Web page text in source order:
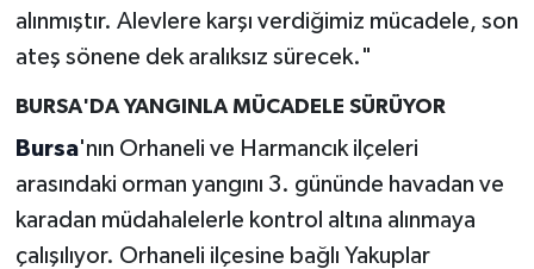
alınmıştır. Alevlere karşı verdiğimiz mücadele, son
ateş sönene dek aralıksız sürecek."
BURSA'DA YANGINLA MÜCADELE SÜRÜYOR
Bursa'nın Orhaneli ve Harmancık ilçeleri
arasındaki orman yangını 3. gününde havadan ve
karadan müdahalelerle kontrol altına alınmaya
çalışılıyor. Orhaneli ilçesine bağlı Yakuplar